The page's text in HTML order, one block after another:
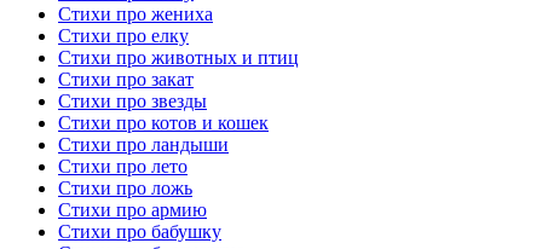
Стихи про жениха
Стихи про елку
Стихи про животных и птиц
Стихи про закат
Стихи про звезды
Стихи про котов и кошек
Стихи про ландыши
Стихи про лето
Стихи про ложь
Стихи про армию
Стихи про бабушку